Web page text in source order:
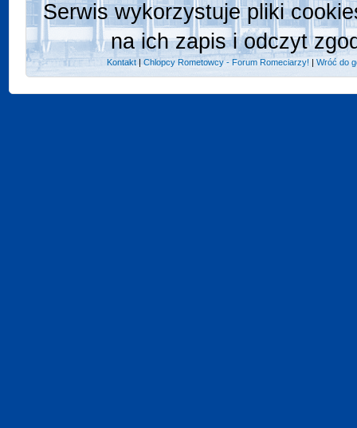
Serwis wykorzystuje pliki
na ich zapis i odczyt
Kontakt |Chlopcy Rometowcy - Forum Romeciarzy! |Wróć do